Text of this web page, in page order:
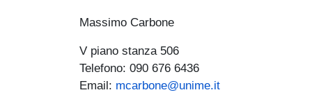
Massimo Carbone
V piano stanza 506​
​Telefono: 090 676 6436
Email: mcarbone@unime.it